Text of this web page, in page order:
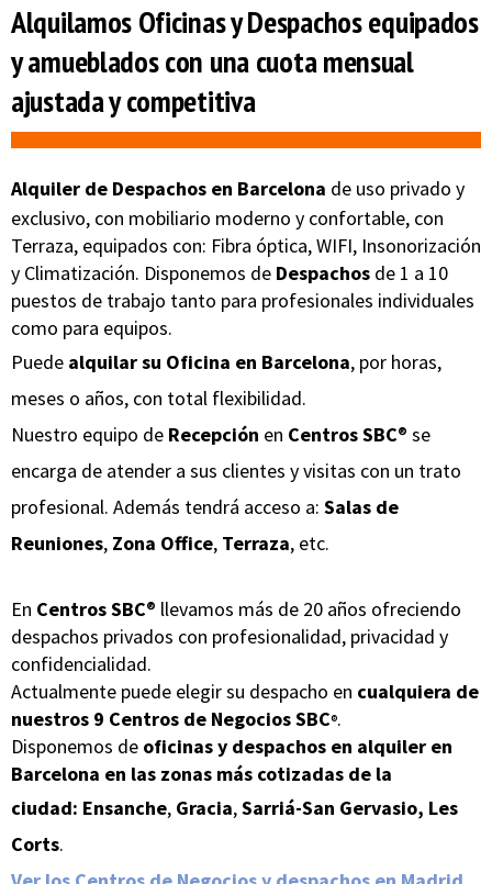
Alquilamos Oficinas y Despachos equipados
y amueblados con unacuota mensual
ajustada y competitiva
Alquiler de Despachos en Barcelona de uso privado y
exclusivo, con mobiliario moderno y confortable, con
Terraza, equipados con: Fibra óptica, WIFI, Insonorización
y Climatización. Disponemos de Despachos de 1 a 10
puestos de trabajo tanto para profesionales individuales
como para equipos.
Puede alquilarsu Oficina en Barcelona, por horas,
meses o años, con total flexibilidad.
Nuestro equipo de Recepción en Centros SBC® se
encarga de atender a sus clientes y visitas con un trato
profesional. Además tendrá acceso a: Salas de
Reuniones, Zona Office, Terraza, etc.
En Centros SBC® llevamos más de 20 años ofreciendo
despachos privados con profesionalidad, privacidad y
confidencialidad.
Actualmente puede elegir su despacho en cualquiera de
nuestros 9 Centros de Negocios SBC®.
Disponemos de oficinas y despachos en alquiler en
Barcelona en las zonas más cotizadas de la
ciudad: Ensanche, Gracia,Sarriá-San Gervasio, Les
Corts.